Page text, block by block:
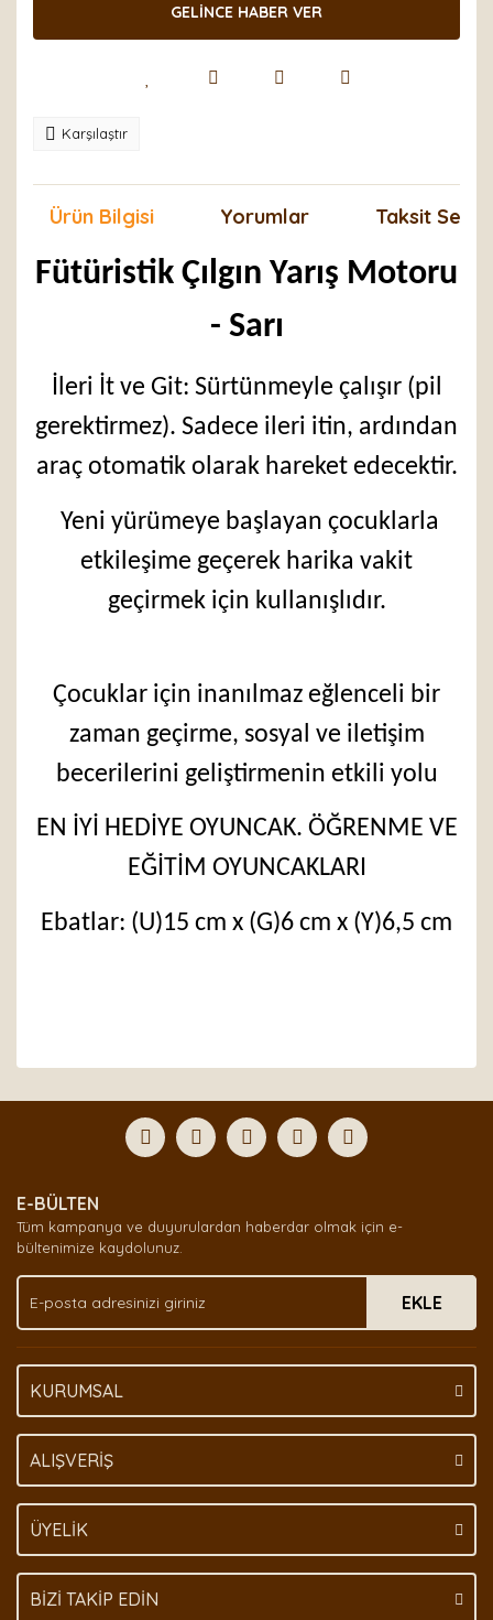
GELİNCE HABER VER
Karşılaştır
Ürün Bilgisi Yorumlar Taksit
Fütüristik Çılgın Yarış Motoru
- Sarı
İleri İt ve Git: Sürtünmeyle çalışır (pil
gerektirmez). Sadece ileri itin, ardından
araç otomatik olarak hareket edecektir.
Yeni yürümeye başlayan çocuklarla
etkileşime geçerek harika vakit
geçirmek için kullanışlıdır.
Çocuklar için inanılmaz eğlenceli bir
zaman geçirme, sosyal ve iletişim
becerilerini geliştirmenin etkili yolu
EN İYİ HEDİYE OYUNCAK. ÖĞRENME VE
EĞİTİM OYUNCAKLARI
Ebatlar: (U)15 cm x (G)6 cm x (Y)6,5 cm
Yorum Yaz
formunu kullanarak tarafımıza iletebilirsiniz.
Görüş ve önerileriniz için teşekkür ederiz.
Ürün açıklamasında eksik bilgiler bulunuyor.
Ürün bilgilerinde hatalar bulunuyor.
Ürün fiyatı diğer sitelerden daha pahalı.
Bu ürüne benzer farklı alternatifler olmalı.
E-BÜLTEN
Tüm kampanya ve duyurulardan haberdar olmak için e-
bültenimize kaydolunuz.
EKLE
KURUMSAL
ALIŞVERİŞ
ÜYELİK
BİZİ TAKİP EDİN